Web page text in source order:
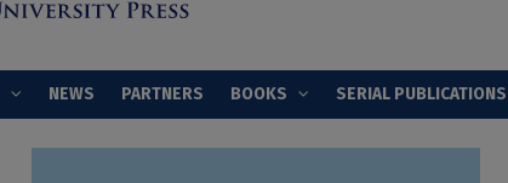
NEWS PARTNERS BOOKS SERIAL PUBLICATIONS